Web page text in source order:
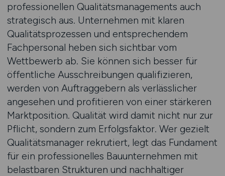
professionellen Qualitätsmanagements auch
strategisch aus. Unternehmen mit klaren
Qualitätsprozessen und entsprechendem
Fachpersonal heben sich sichtbar vom
Wettbewerb ab. Sie können sich besser für
öffentliche Ausschreibungen qualifizieren,
werden von Auftraggebern als verlässlicher
angesehen und profitieren von einer stärkeren
Marktposition. Qualität wird damit nicht nur zur
Pflicht, sondern zum Erfolgsfaktor. Wer gezielt
Qualitätsmanager rekrutiert, legt das Fundament
für ein professionelles Bauunternehmen mit
belastbaren Strukturen und nachhaltiger